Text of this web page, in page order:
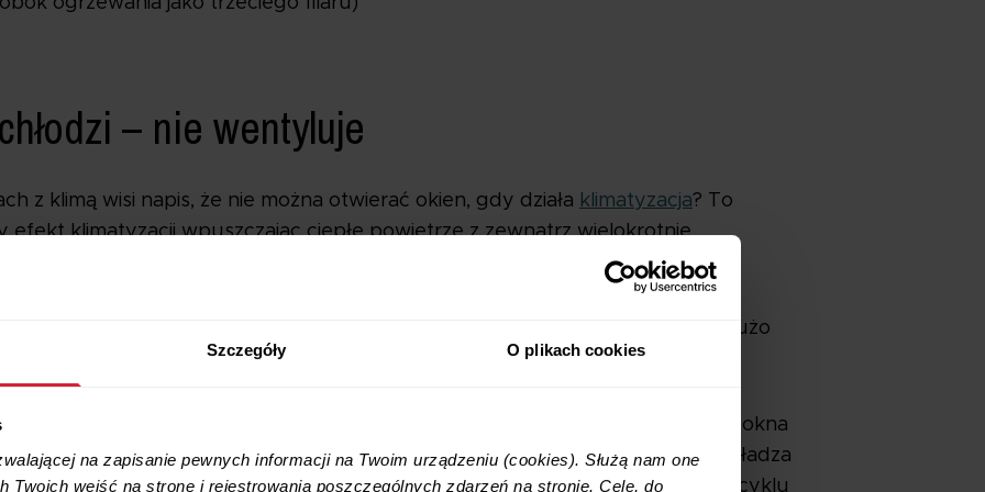
Szczegóły O plikach cookies
na zapisanie pewnych informacji na Twoim urządzeniu (cookies). Służą nam one
Twoich wejść na stronę i rejestrowania poszczególnych zdarzeń na stronie. Cele, do
– nie wentyluje
z klimą wisi napis, że nie można otwierać okien, gdy działa klimatyzacja? To
efekt klimatyzacji wpuszczając ciepłe powietrze z zewnątrz wielokrotnie
na ochłodzenie pomieszczenia.
że okien nie da się otworzyć, bo nie mają one skrzydeł! Raz: takie okna są dużo
wytworzonego chłodu.
Tak naprawdę jednak, przy włączonej klimatyzacji okna
otwierać można. Tym bardziej, że klimatyzacja ochładza
w cyklu zamkniętym jedno i to samo powietrze w cyklu